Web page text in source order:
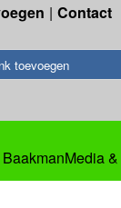
Contact
toevoegen
BaakmanMedia&